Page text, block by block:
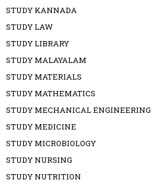
STUDY KANNADA
STUDY LAW
STUDY LIBRARY
STUDY MALAYALAM
STUDY MATERIALS
STUDY MATHEMATICS
STUDY MECHANICAL ENGINEERING
STUDY MEDICINE
STUDY MICROBIOLOGY
STUDY NURSING
STUDY NUTRITION